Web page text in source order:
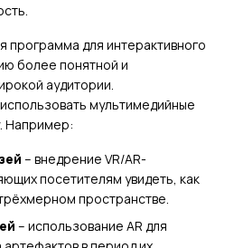
программа для интерактивного
более понятной и
аудитории.
мультимедийные
Например:
– внедрение VR/AR-
посетителям увидеть, как
пространстве.
– использование AR для